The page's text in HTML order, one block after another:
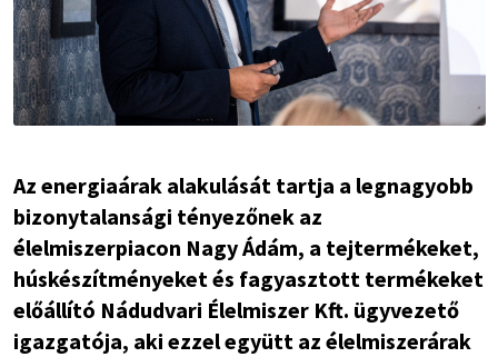
Az energiaárak alakulását tartja a legnagyobb
bizonytalansági tényezőnek az
élelmiszerpiacon Nagy Ádám, a tejtermékeket,
húskészítményeket és fagyasztott termékeket
előállító Nádudvari Élelmiszer Kft. ügyvezető
igazgatója, aki ezzel együtt az élelmiszerárak